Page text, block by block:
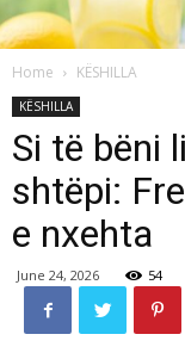
Home KËSHILLA
KËSHILLA
Si të bëni
shtëpi:
e nxehta
June 24, 2026 54